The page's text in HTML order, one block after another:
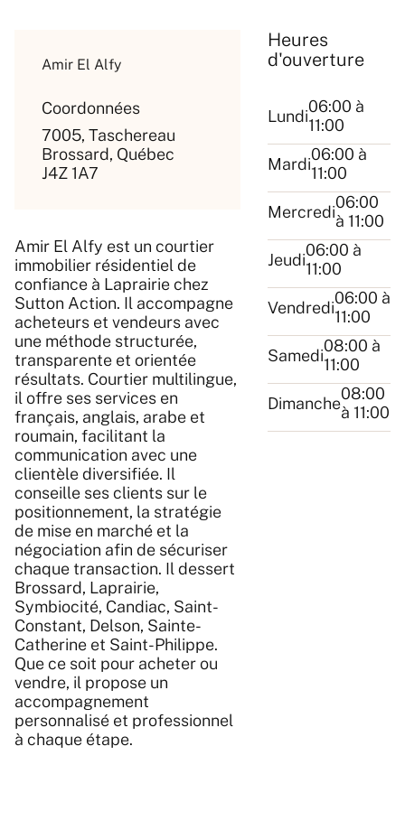
Amir El Alfy
Coordonnées
7005, Taschereau
Brossard, Québec
J4Z 1A7
Amir El Alfy est un courtier
immobilier résidentiel de
confiance à Laprairie chez
Sutton Action. Il accompagne
acheteurs et vendeurs avec
une méthode structurée,
transparente et orientée
résultats. Courtier multilingue,
il offre ses services en
français, anglais, arabe et
roumain, facilitant la
communication avec une
clientèle diversifiée. Il
conseille ses clients sur le
positionnement, la stratégie
de mise en marché et la
négociation afin de sécuriser
chaque transaction. Il dessert
Brossard, Laprairie,
Symbiocité, Candiac, Saint-
Constant, Delson, Sainte-
Catherine et Saint-Philippe.
Que ce soit pour acheter ou
vendre, il propose un
accompagnement
personnalisé et professionnel
à chaque étape.
Heures
d'ouverture
Lundi06:00 à
11:00
Mardi06:00 à
11:00
Mercredi06:00
à 11:00
Jeudi06:00 à
11:00
Vendredi06:00 à
11:00
Samedi08:00 à
11:00
Dimanche08:00
à 11:00